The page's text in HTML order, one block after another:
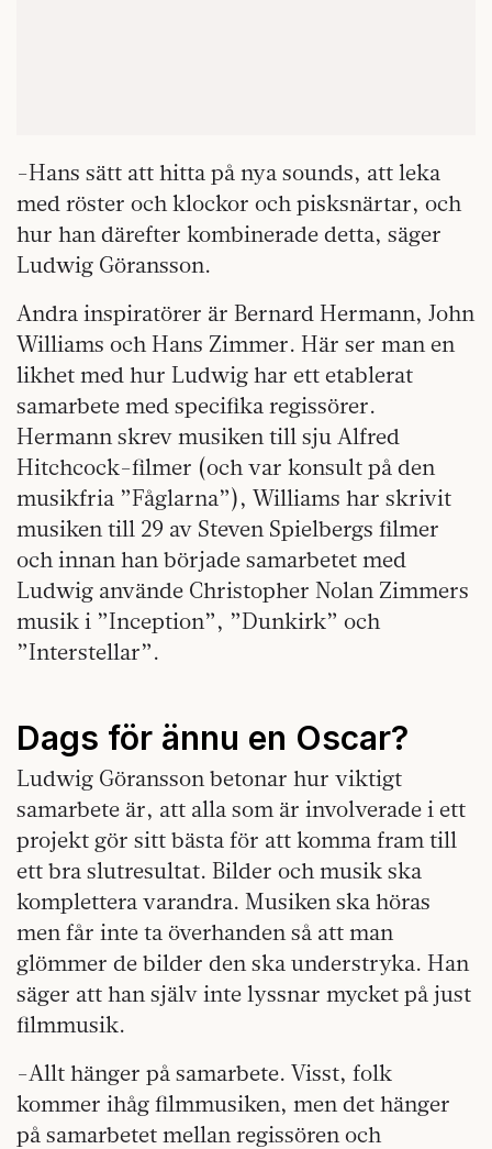
-Hans sätt att hitta på nya sounds, att leka
med röster och klockor och pisksnärtar, och
hur han därefter kombinerade detta, säger
Ludwig Göransson.
Andra inspiratörer är Bernard Hermann, John
Williams och Hans Zimmer. Här ser man en
likhet med hur Ludwig har ett etablerat
samarbete med specifika regissörer.
Hermann skrev musiken till sju Alfred
Hitchcock-filmer (och var konsult på den
musikfria ”Fåglarna”), Williams har skrivit
musiken till 29 av Steven Spielbergs filmer
och innan han började samarbetet med
Ludwig använde Christopher Nolan Zimmers
musik i ”Inception”, ”Dunkirk” och
”Interstellar”.
Dags för ännu en Oscar?
Ludwig Göransson betonar hur viktigt
samarbete är, att alla som är involverade i ett
projekt gör sitt bästa för att komma fram till
ett bra slutresultat. Bilder och musik ska
komplettera varandra. Musiken ska höras
men får inte ta överhanden så att man
glömmer de bilder den ska understryka. Han
säger att han själv inte lyssnar mycket på just
filmmusik.
-Allt hänger på samarbete. Visst, folk
kommer ihåg filmmusiken, men det hänger
på samarbetet mellan regissören och